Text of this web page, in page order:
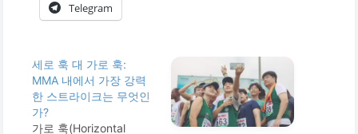
Telegram
세로 훅 대 가로 훅:
MMA 내에서 가장 강력
한 스트라이크는 무엇인
가?
가로 훅(Horizontal